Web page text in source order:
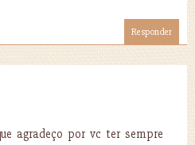
Responder
agradeço por vc ter sempre